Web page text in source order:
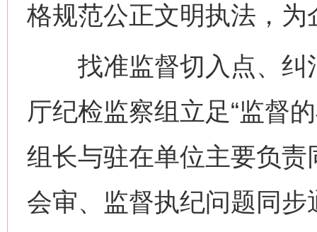
格规范公正文明执法，
找准监督切入点、纠
厅纪检监察组立足“监督
组长与驻在单位主要负
会审、监督执纪问题同